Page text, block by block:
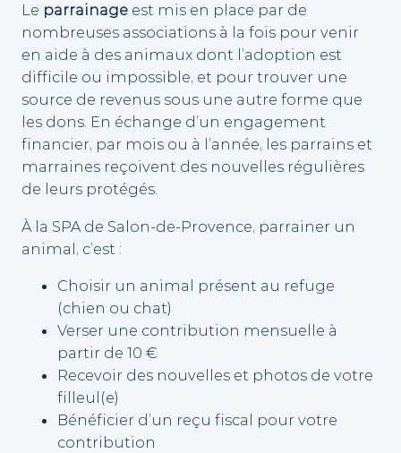
Le parrainage est mis en place par de
nombreuses associations à la fois pour venir
en aide à des animaux dont l’adoption est
difficile ou impossible, et pour trouver une
source de revenus sous une autre forme que
les dons. En échange d’un engagement
financier, par mois ou à l’année, les parrains et
marraines reçoivent des nouvelles régulières
de leurs protégés.
À la SPA de Salon-de-Provence, parrainer un
animal, c’est :
Choisir un animal présent au refuge
(chien ou chat)
Verser une contribution mensuelle à
partir de 10 €
Recevoir des nouvelles et photos de votre
filleul(e)
Bénéficier d’un reçu fiscal pour votre
contribution